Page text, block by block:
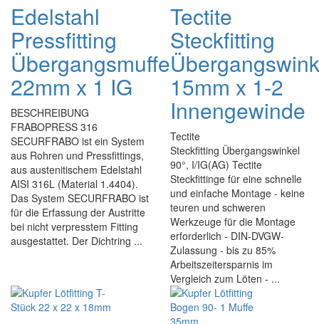
Edelstahl
Pressfitting
Übergangsmuffe
22mm x 1 IG
BESCHREIBUNG
FRABOPRESS 316
SECURFRABO ist ein System
aus Rohren und Pressfittings,
aus austenitischem Edelstahl
AISI 316L (Material 1.4404).
Das System SECURFRABO ist
für die Erfassung der Austritte
bei nicht verpresstem Fitting
ausgestattet. Der Dichtring ...
Tectite
Steckfitting
15mm x 1-2
Innengewinde
Tectite
Steckfitting Übergangswinkel
90°, I/IG(AG) Tectite
Steckfittinge für eine schnelle
und einfache Montage - keine
teuren und schweren
Werkzeuge für die Montage
erforderlich - DIN-DVGW-
Zulassung - bis zu 85%
Arbeitszeitersparnis im
Vergleich zum Löten - ...